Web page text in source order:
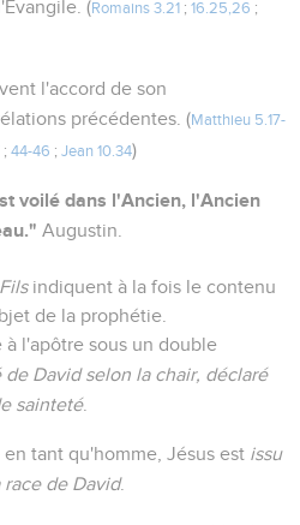
(Romains 3.21 ; 16.25,26 ;
l'accord de son
précédentes. (Matthieu 5.17-
; 44-46 ; Jean 10.34)
voilé dans l'Ancien, l'Ancien
Augustin.
indiquent à la fois le contenu
de la prophétie.
l'apôtre sous un double
David selon la chair, déclaré
sainteté.
en tant qu'homme, Jésus est issu
race de David.